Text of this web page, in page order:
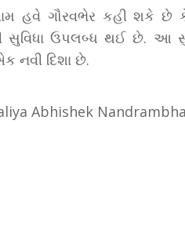
હવે ગૌરવભેર કહી શકે
સુવિધા ઉપલબ્ધ થઈ છે. આ
નવી દિશા છે.
Abhishek